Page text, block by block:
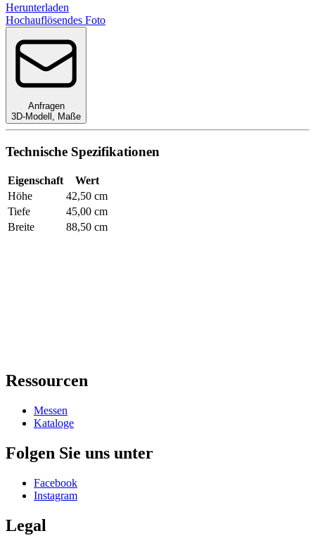
Herunterladen
Hochauflösendes Foto
Anfragen
3D-Modell
Maße
Technische Spezifikationen
Eigenschaft
Wert
Höhe
42,50 cm
Tiefe
45,00 cm
Breite
88,50 cm
Ressourcen
Messen
Kataloge
Folgen Sie uns unter
Facebook
Instagram
Legal